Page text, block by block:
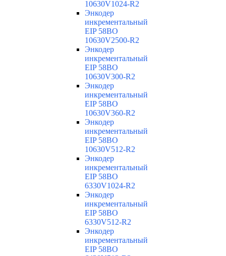
10630V1024-R2
Энкодер
инкрементальный
EIP 58BO
10630V2500-R2
Энкодер
инкрементальный
EIP 58BO
10630V300-R2
Энкодер
инкрементальный
EIP 58BO
10630V360-R2
Энкодер
инкрементальный
EIP 58BO
10630V512-R2
Энкодер
инкрементальный
EIP 58BO
6330V1024-R2
Энкодер
инкрементальный
EIP 58BO
6330V512-R2
Энкодер
инкрементальный
EIP 58BO